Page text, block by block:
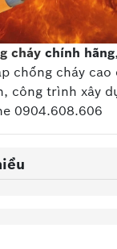
cháychính hãng
chống cháy cao
công trình xây
0904.608.606